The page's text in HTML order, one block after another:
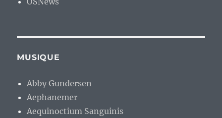
MUSIQUE
Abby Gundersen
Aephanemer
Aequinoctium Sanguinis